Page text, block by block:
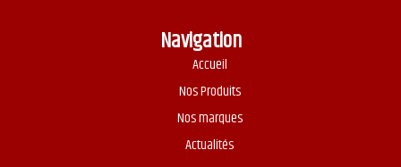
Navigation
Accueil
Nos Produits
Nos marques
Actualités